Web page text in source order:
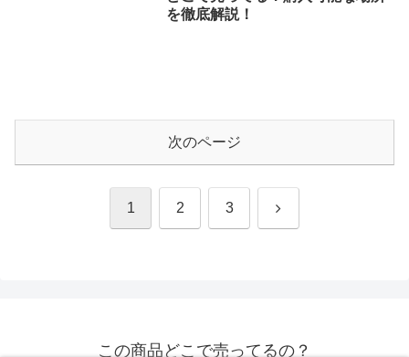
を徹底解説！
次のページ
1 2 3 次
この商品どこで売ってるの？